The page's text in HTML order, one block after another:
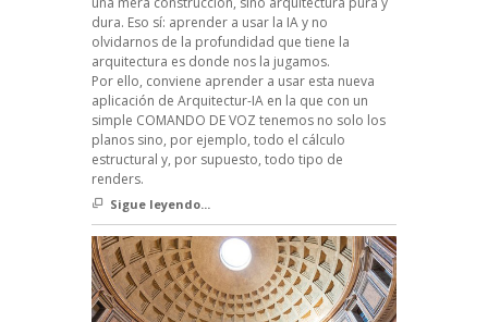
dura. Eso sí: aprender a usar la IA y no
olvidarnos de la profundidad que tiene la
arquitectura es donde nos la jugamos.
Por ello, conviene aprender a usar esta nueva
aplicación de Arquitectur-IA en la que con un
simple COMANDO DE VOZ tenemos no solo los
planos sino, por ejemplo, todo el cálculo
estructural y, por supuesto, todo tipo de
renders.
Sigue leyendo...